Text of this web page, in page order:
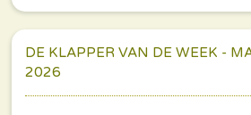
DE KLAPPER VAN DE WEEK -
2026